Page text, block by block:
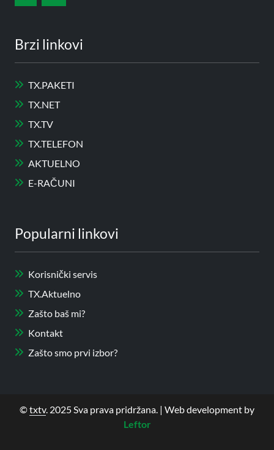
Brzi linkovi
TX.PAKETI
TX.NET
TX.TV
TX.TELEFON
AKTUELNO
E-RAČUNI
Popularni linkovi
Korisnički servis
TX.Aktuelno
Zašto baš mi?
Kontakt
Zašto smo prvi izbor?
©txtv. 2025 Sva prava pridržana. | Web development by
Leftor